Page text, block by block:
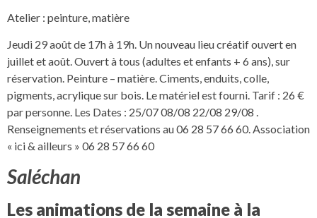
Atelier : peinture, matière
Jeudi 29 août de 17h à 19h. Un nouveau lieu créatif ouvert en
juillet et août. Ouvert à tous (adultes et enfants + 6 ans), sur
réservation. Peinture – matière. Ciments, enduits, colle,
pigments, acrylique sur bois. Le matériel est fourni. Tarif : 26 €
par personne. Les Dates : 25/07 08/08 22/08 29/08 .
Renseignements et réservations au 06 28 57 66 60. Association
« ici & ailleurs » 06 28 57 66 60
Saléchan
Les animations de la semaine à la